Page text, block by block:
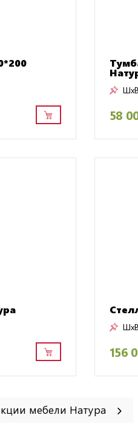
58
156
мебели Натура